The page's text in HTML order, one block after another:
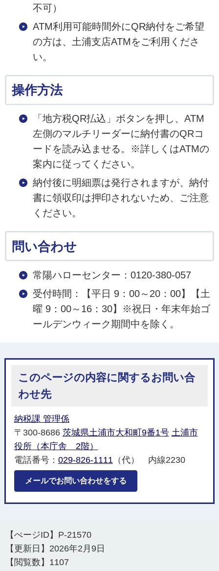
不可）
ATM利用可能時間外にQR納付をご希望
の方は、土浦支店ATMをご利用くださ
い。
操作方法
「地方税QR払込」ボタンを押し、ATM
左側のマルチリーダーに納付書のQRコ
ードを読み込ませる。※詳しくはATMの
案内に従ってください。
納付後に明細票は発行されますが、納付
書に領収印は押印されないため、ご注意
ください。
問い合わせ
常陽ハローセンター：0120-380-057
受付時間：【平日 9：00～20：00】【土
曜 9：00～16：30】※祝日・年末年始ゴ
ールデンウィーク期間中を除く。
このページの内容に関するお問い合
わせ先
納税課 管理係
〒300-8686 茨城県土浦市大和町9番1号 土浦市
役所（本庁舎 2階）
電話番号： 029-826-1111（代） 内線2230
メールでお問い合わせをする
【ぺージID】 P-21570
【更新日】 2026年2月9日
【閲覧数】 1107